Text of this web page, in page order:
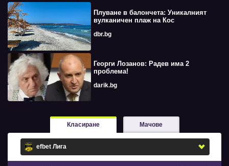
Плуване в балончета: Уникалният
вулканичен плаж на Кос
dbr.bg
Георги Лозанов: Радев има 2
проблема!
darik.bg
Класиране Мачове